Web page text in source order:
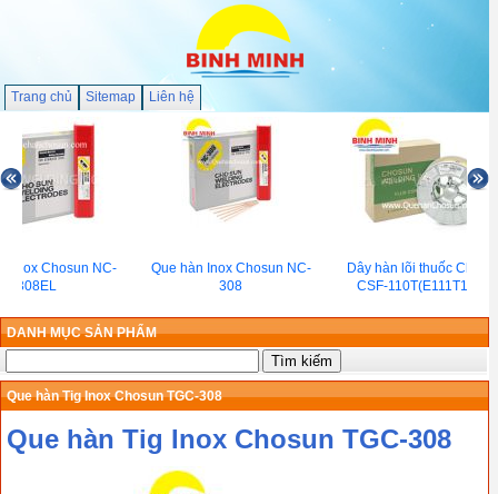
Trang chủ Sitemap Liên hệ
Inox Chosun NC-
308EL
Que hàn Inox Chosun NC-
308
Dây hàn lõi thuốc Chosun
CSF-110T(E111T1-C1)
DANH MỤC SẢN PHẨM
Que hàn Tig Inox Chosun TGC-308
Que hàn Tig Inox Chosun TGC-308